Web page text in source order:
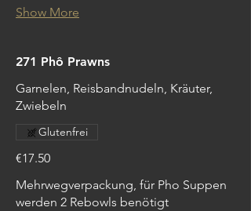
Show More
271 Phô Prawns
Garnelen, Reisbandnudeln, Kräuter,
Zwiebeln
€17.50
Glutenfrei
Mehrwegverpackung, für Pho Suppen
werden 2 Rebowls benötigt